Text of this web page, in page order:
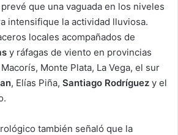
que una vaguada en los niveles
intensifique la actividad lluviosa.
locales acompañados de
y ráfagas de viento en provincias
Monte Plata, La Vega, el sur
, Elías Piña, Santiago Rodríguez y el
también señaló que la